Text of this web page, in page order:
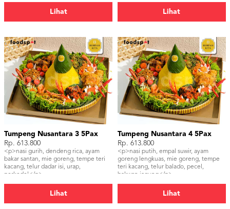
Lihat Lihat
Tumpeng Nusantara 3 5Pax
Rp. 613.800
<p>nasi gurih, dendeng rica, ayam
bakar santan, mie goreng, tempe teri
kacang, telur dadar isi, urap,
perkedel</p>
Lihat
Tumpeng Nusantara 4 5Pax
Rp. 613.800
<p>nasi putih, empal suwir, ayam
goreng lengkuas, mie goreng, tempe
teri kacang, telur balado, pecel,
bakwan jagung</p>
Lihat